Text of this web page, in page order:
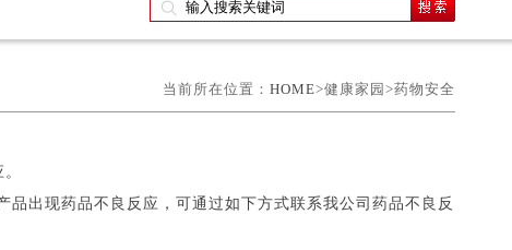
当前所在位置： HOME>健康家园>药物安全
。
出现药品不良反应，可通过如下方式联系我公司药品不良反